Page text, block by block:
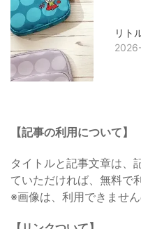
リト
【記事の利用について】
タイトルと記事文章は、
ていただければ、無料で
※画像は、利用できませ